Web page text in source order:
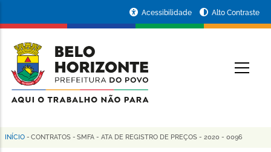
conteúdo
principal
da
Prefeitura
de
Horizonte
Acessibilidade Alto Contraste
Trilha
INÍCIO - CONTRATOS - SMFA - ATA DE REGISTRO DE PREÇOS - 2020 - 0096